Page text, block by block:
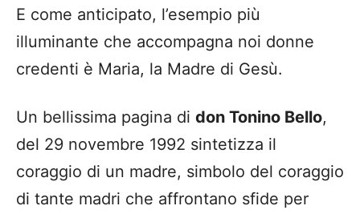
E come anticipato, l’esempio più
illuminante che accompagna noi donne
credenti è Maria, la Madre di Gesù.
Un bellissima pagina di don Tonino Bello,
del 29 novembre 1992 sintetizza il
coraggio di un madre, simbolo del coraggio
di tante madri che affrontano sfide per